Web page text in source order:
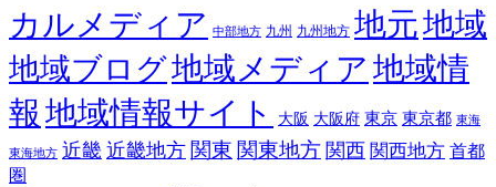
カルメディア 中部地方 九州 九州地方 地元地域
地域ブログ地域メディア 地域情
報 地域情報サイト 大阪 大阪府 東京 東京都 東海
東海地方 近畿 近畿地方 関東 関東地方 関西 関西地方 首都
圏